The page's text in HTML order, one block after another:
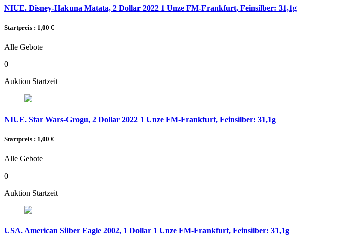
NIUE. Disney-Hakuna Matata, 2 Dollar 2022 1 Unze FM-Frankfurt, Feinsilber: 31,1g
Startpreis : 1,00 €
Alle Gebote
0
Auktion Startzeit
NIUE. Star Wars-Grogu, 2 Dollar 2022 1 Unze FM-Frankfurt, Feinsilber: 31,1g
Startpreis : 1,00 €
Alle Gebote
0
Auktion Startzeit
USA. American Silber Eagle 2002, 1 Dollar 1 Unze FM-Frankfurt, Feinsilber: 31,1g